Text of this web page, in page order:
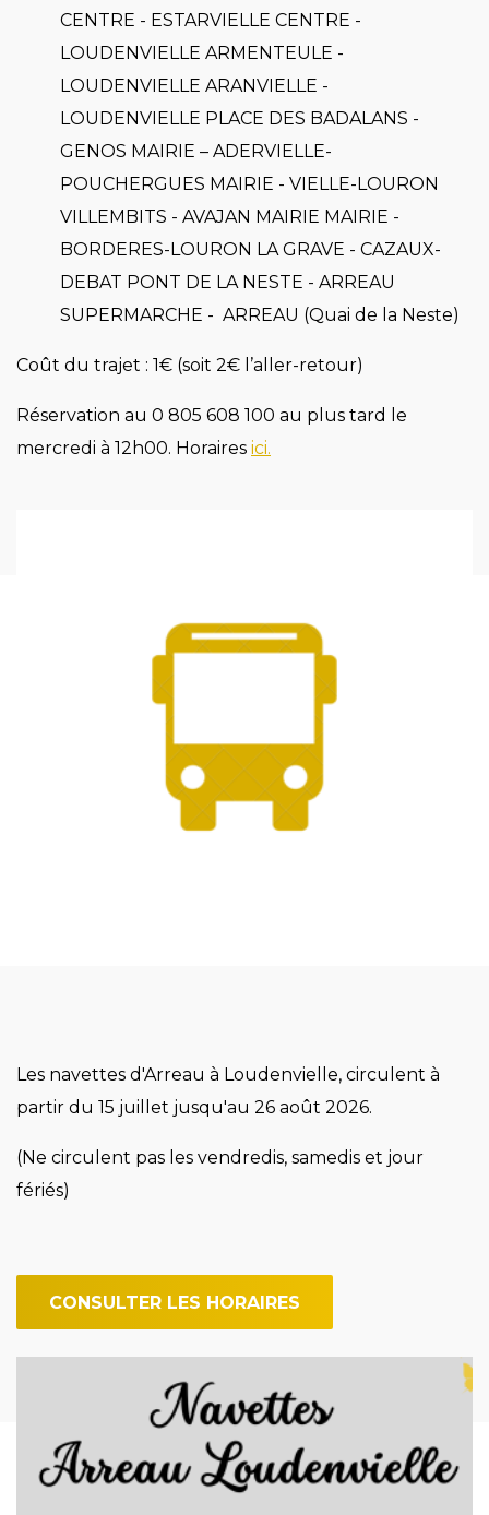
CENTRE - ESTARVIELLE CENTRE -
LOUDENVIELLE ARMENTEULE -
LOUDENVIELLE ARANVIELLE -
LOUDENVIELLE PLACE DES BADALANS -
GENOS MAIRIE – ADERVIELLE-
POUCHERGUES MAIRIE - VIELLE-LOURON
VILLEMBITS - AVAJAN MAIRIE MAIRIE -
BORDERES-LOURON LA GRAVE - CAZAUX-
DEBAT PONT DE LA NESTE - ARREAU
SUPERMARCHE - ARREAU (Quai de la Neste)
Coût du trajet : 1€ (soit 2€ l’aller-retour)
Réservation au 0 805 608 100 au plus tard le
mercredi à 12h00. Horaires ici.
Les navettes d'Arreau à Loudenvielle, circulent à
partir du 15 juillet jusqu'au 26 août 2026.
(Ne circulent pas les vendredis, samedis et jour
fériés)
CONSULTER LES HORAIRES